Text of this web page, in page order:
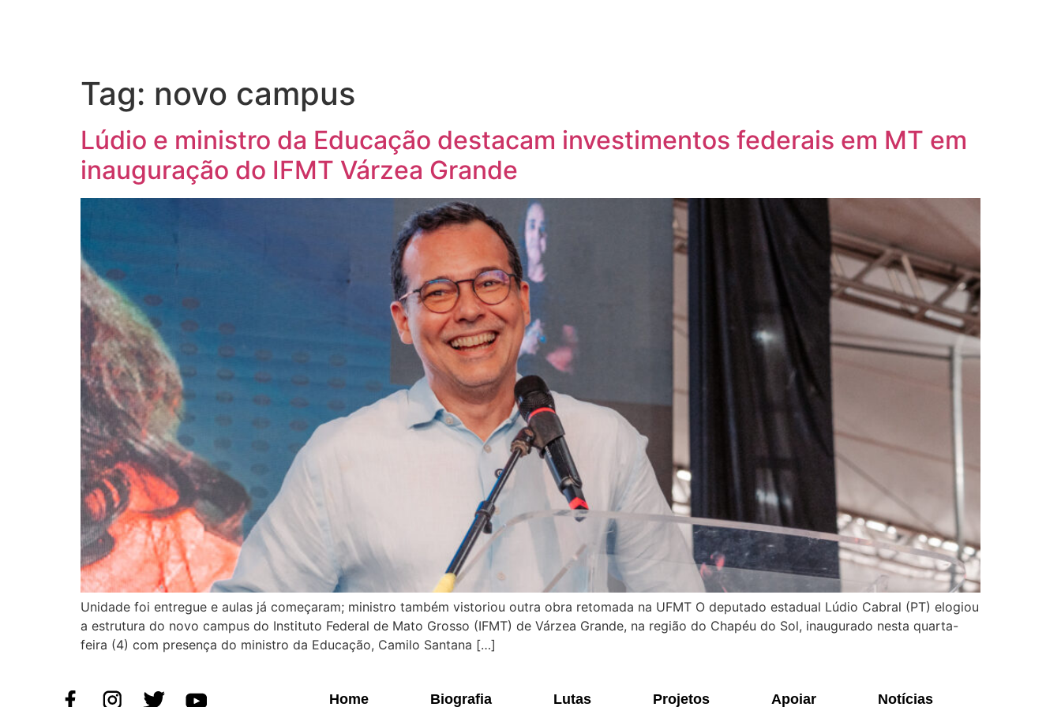
Tag: novo campus
Lúdio e ministro da Educação destacam investimentos federais em MT em
inauguração do IFMT Várzea Grande
Unidade foi entregue e aulas já começaram; ministro também vistoriou outra obra retomada na UFMT O deputado estadual Lúdio Cabral (PT) elogiou
a estrutura do novo campus do Instituto Federal de Mato Grosso (IFMT) de Várzea Grande, na região do Chapéu do Sol, inaugurado nesta quarta-
feira (4) com presença do ministro da Educação, Camilo Santana […]
Home Biografia Lutas Projetos Apoiar Notícias